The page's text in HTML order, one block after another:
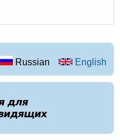
Russian English